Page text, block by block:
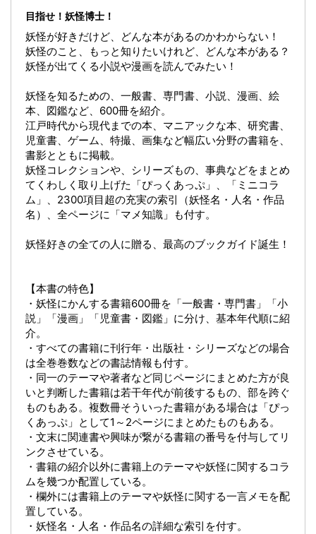
目指せ！妖怪博士！
妖怪が好きだけど、どんな本があるのかわからない！
妖怪のこと、もっと知りたいけれど、どんな本がある？
妖怪が出てくる小説や漫画を読んでみたい！
妖怪を知るための、一般書、専門書、小説、漫画、絵
本、図鑑など、600冊を紹介。
江戸時代から現代までの本、マニアックな本、研究書、
児童書、ゲーム、特撮、画集など幅広い分野の書籍を、
書影とともに掲載。
妖怪コレクションや、シリーズもの、事典などをまとめ
てくわしく取り上げた「ぴっくあっぷ」、「ミニコラ
ム」、2300項目超の充実の索引（妖怪名・人名・作品
名）、全ページに「マメ知識」も付す。
妖怪好きの全ての人に贈る、最高のブックガイド誕生！
【本書の特色】
・妖怪にかんする書籍600冊を「一般書・専門書」「小
説」「漫画」「児童書・図鑑」に分け、基本年代順に紹
介。
・すべての書籍に刊行年・出版社・シリーズなどの場合
は全巻巻数などの書誌情報も付す。
・同一のテーマや著者など同じページにまとめた方が良
いと判断した書籍は若干年代が前後するもの、部を跨ぐ
ものもある。複数冊そういった書籍がある場合は「ぴっ
くあっぷ」として1～2ページにまとめたものもある。
・文末に関連書や興味が繋がる書籍の番号を付与してリ
ンクさせている。
・書籍の紹介以外に書籍上のテーマや妖怪に関するコラ
ムを幾つか配置している。
・欄外には書籍上のテーマや妖怪に関する一言メモを配
置している。
・妖怪名・人名・作品名の詳細な索引を付す。